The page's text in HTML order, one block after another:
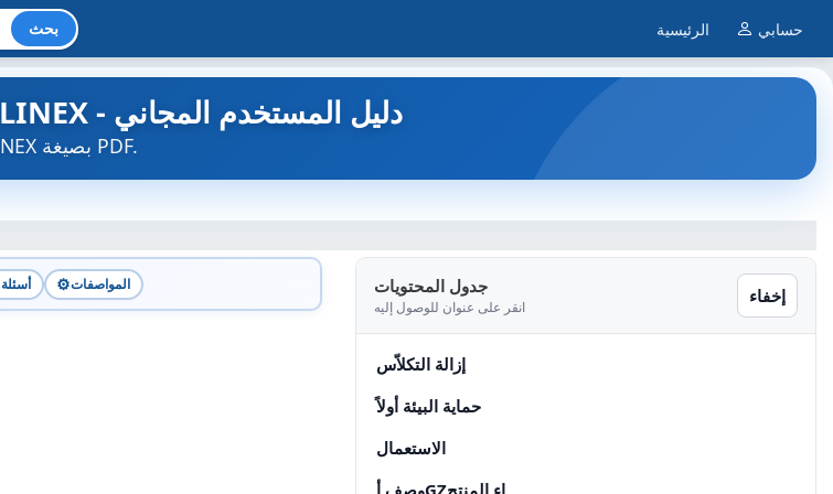
بحث الرئيسية حسابي
FG273 - روبوت مطبخ MOULINEX - دليل المستخدم المجاني
ابحث عن دليل الجهاز مجاناً FG273 MOULINEX بصيغة PDF.
10 أسئلة ⚙️المواصفات جدول المحتويات
انقر على عنوان للوصول إليه
إخفاء
إزالة التكلاّس
حماية البيئة أولاً
الاستعمال